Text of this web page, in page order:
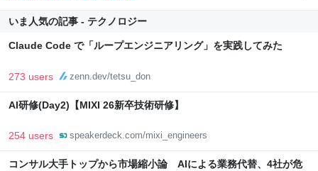
いま人気の記事 - テクノロジー
Claude Code で「ループエンジニアリング」を実践してみた
273 users zenn.dev/tetsu_don
AI研修(Day2)【MIXI 26新卒技術研修】
254 users speakerdeck.com/mixi_engineers
コンサル大手トップから市場縮小論 AIによる業務代替、4社が危